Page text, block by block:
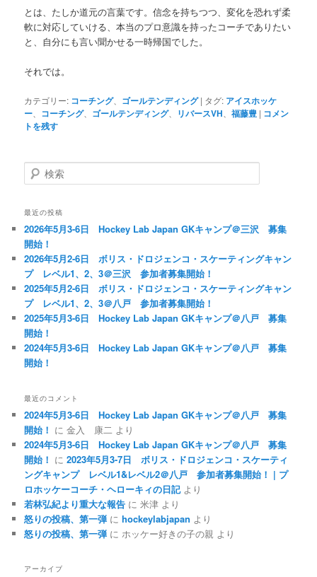
とは、たしか道元の言葉です。信念を持ちつつ、変化を恐れず柔
軟に対応していける、本当のプロ意識を持ったコーチでありたい
と、自分にも言い聞かせる一時帰国でした。
それでは。
カテゴリー: コーチング、 ゴールテンディング | タグ: アイスホッケ
ー
コーチング、 ゴールテンディング、 リバースVH 、福藤豊 | コメン
トを残す
検
索
最近の投稿
2026年5月3-6日 Hockey Lab Japan GKキャンプ＠三沢 募集
開始！
2026年5月2-6日 ボリス・ドロジェンコ・スケーティングキャン
プ レベル1、2、3＠三沢 参加者募集開始！
2025年5月2-6日 ボリス・ドロジェンコ・スケーティングキャン
プ レベル1、2、3＠八戸 参加者募集開始！
2025年5月3-6日 Hockey Lab Japan GKキャンプ＠八戸 募集
開始！
2024年5月3-6日 Hockey Lab Japan GKキャンプ＠八戸 募集
開始！
最近のコメント
2024年5月3-6日 Hockey Lab Japan GKキャンプ＠八戸 募集
開始！ に金入 康二 より
2024年5月3-6日 Hockey Lab Japan GKキャンプ＠八戸 募集
開始！ に2023年5月3-7日 ボリス・ドロジェンコ・スケーティ
ングキャンプ レベル1&レベル2＠八戸 参加者募集開始！ | プ
ロホッケーコーチ・ヘローキィの日記より
若林弘紀より重大な報告 に米津 より
怒りの投稿、第一弾 にhockeylabjapan より
怒りの投稿、第一弾 に ホッケー好きの子の親 より
アーカイブ